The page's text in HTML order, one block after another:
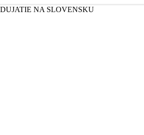
NA SLOVENSKU